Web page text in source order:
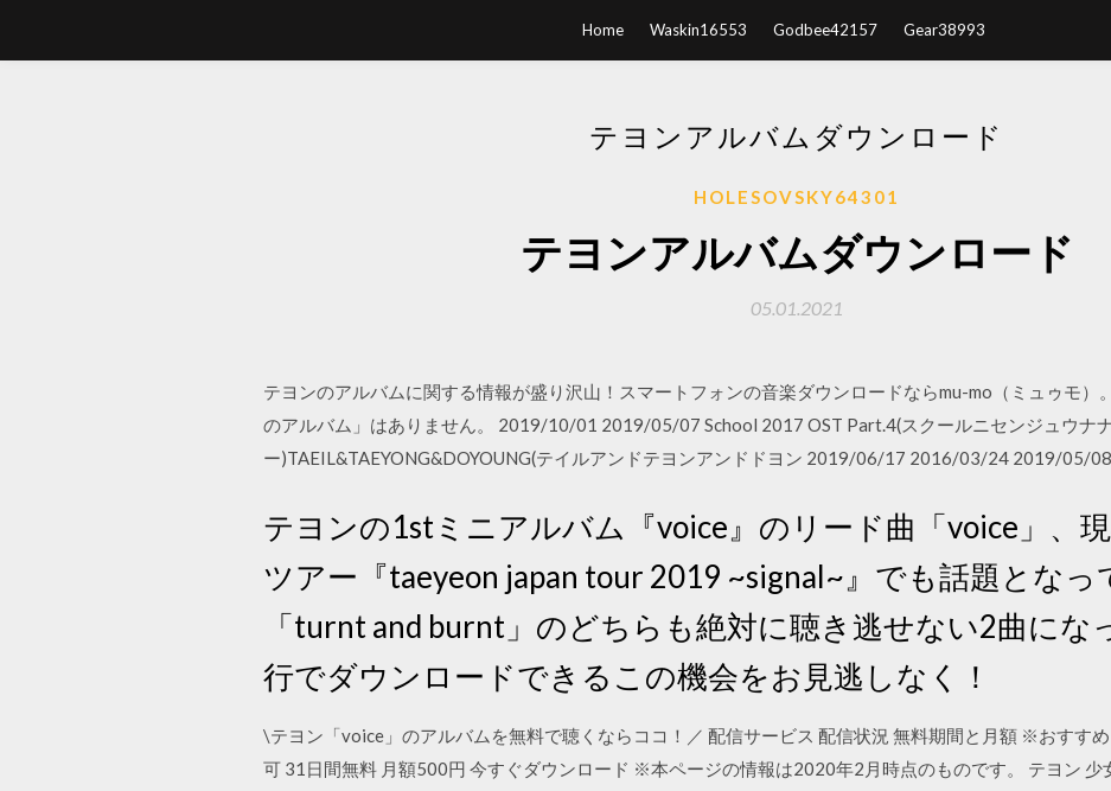
Home Waskin16553 Godbee42157 Gear38993
テヨンアルバムダウンロード
HOLESOVSKY64301
テヨンアルバムダウンロード
05.01.2021
テヨンのアルバムに関する情報が盛り沢山！スマートフォンの音楽ダウンロードならmu-mo（ミュゥモ）
のアルバム」はありません。 2019/10/01 2019/05/07 School 2017 OST Part.4(スクールニセンジュウナ
ー)TAEIL&TAEYONG&DOYOUNG(テイルアンドテヨンアンドドヨン 2019/06/17 2016/03/24 2019/05/08
テヨンの1stミニアルバム『voice』のリード曲「voice」、
ツアー『taeyeon japan tour 2019 ~signal~』でも話題となっ
「turnt and burnt」のどちらも絶対に聴き逃せない2曲にな
行でダウンロードできるこの機会をお見逃しなく！
\テヨン「voice」のアルバムを無料で聴くならココ！／ 配信サービス 配信状況 無料期間と月額 ※おすす
可 31日間無料 月額500円 今すぐダウンロード ※本ページの情報は2020年2月時点のものです。 テヨン 少